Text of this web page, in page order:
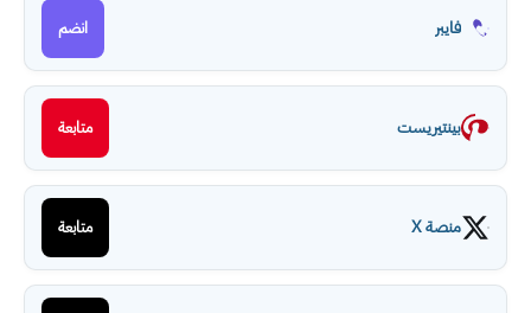
فايبر انضم
بينتيريست متابعة
منصة X متابعة